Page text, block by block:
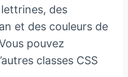
des
et des couleurs de
pouvez
classes CSS